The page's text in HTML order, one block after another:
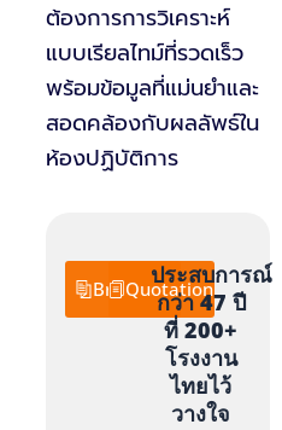
ต้องการการวิเคราะห์
แบบเรียลไทม์ที่รวดเร็ว
พร้อมข้อมูลที่แม่นยำและ
สอดคล้องกับผลลัพธ์ใน
ห้องปฏิบัติการ
Brochure
Quotation
ประสบการณ์
กว่า 47 ปี
ที่ 200+
โรงงาน
ไทยไว้
วางใจ